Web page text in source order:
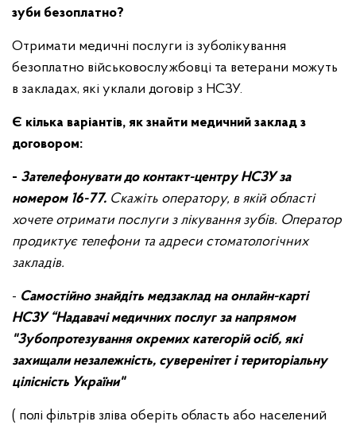
зуби безоплатно?
Отримати медичні послуги із зуболікування
безоплатно військовослужбовці та ветерани можуть
в закладах, які уклали договір з НСЗУ.
Є кілька варіантів, як знайти медичний заклад з
договором:
- Зателефонувати до контакт-центру НСЗУ за
номером 16-77. Скажіть оператору, в якій області
хочете отримати послуги з лікування зубів. Оператор
продиктує телефони та адреси стоматологічних
закладів.
- Самостійно знайдіть медзаклад на онлайн-карті
НСЗУ “Надавачі медичних послуг за напрямом
"Зубопротезування окремих категорій осіб, які
захищали незалежність, суверенітет і територіальну
цілісність України"
( полі фільтрів зліва оберіть область або населений